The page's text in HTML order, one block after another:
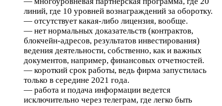
линий, где 10 уровней вознаграждений за оборотку.
— отсутствует какая-либо лицензия, вообще.
— нет нормальных доказательств (контрактов,
блокчейн-адресов, результатов инвестирования)
ведения деятельности, собственно, как и важных
документов, например, финансовых отчетностей.
— короткий срок работы, ведь фирма запустилась
только в середине 2021 года.
— работа и подача информации ведется
исключительно через телеграм, где легко быть